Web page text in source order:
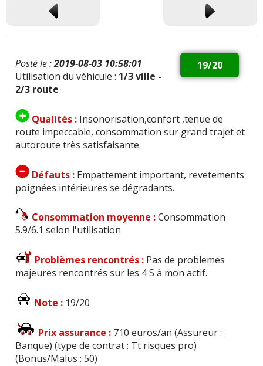
19/20
Posté le :2019-08-03 10:58:01
Utilisation du véhicule : 1/3 ville -
2/3 route
Qualités : Insonorisation,confort ,tenue de
route impeccable, consommation sur grand trajet et
autoroute très satisfaisante.
Défauts : Empattement important, revetements
poignées intérieures se dégradants.
Consommation moyenne :Consommation
5.9/6.1 selon l'utilisation
Problèmes rencontrés : Pas de problemes
majeures rencontrés sur les 4 S à mon actif.
Note : 19/20
Prix assurance : 710 euros/an (Assureur :
Banque) (type de contrat : Tt risques pro)
(Bonus/Malus : 50)